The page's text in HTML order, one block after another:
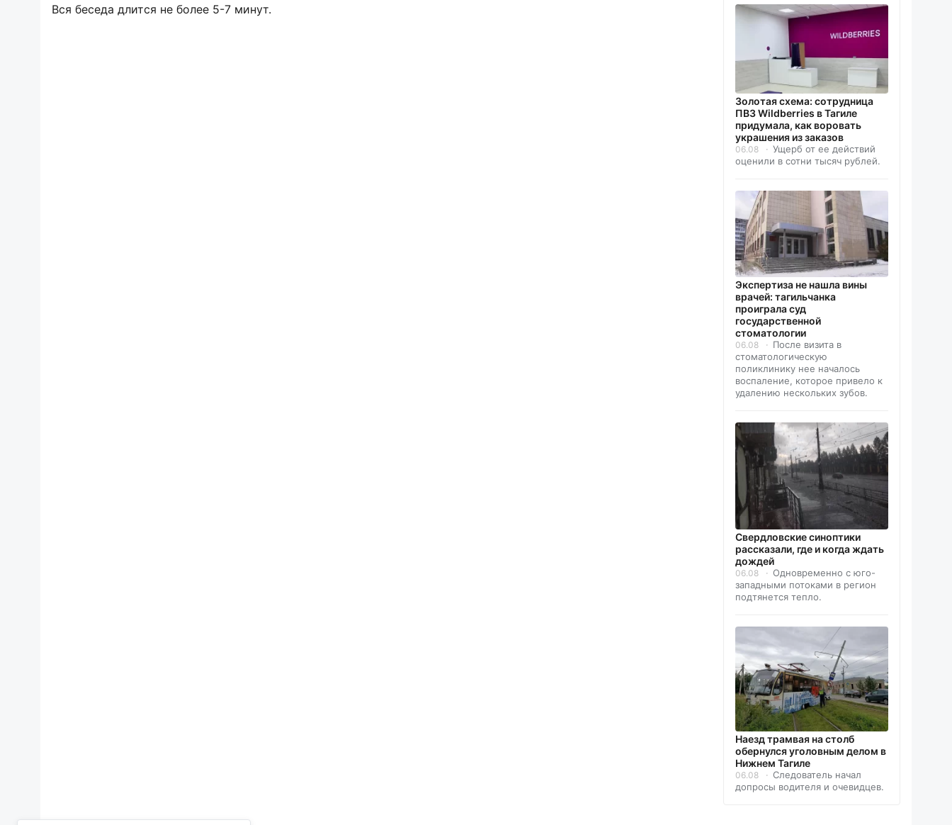
Вся беседа длится не более 5-7 минут.
Золотая схема: сотрудница
ПВЗ Wildberries в Тагиле
придумала, как воровать
украшения из заказов
06.08
Ущерб от ее действий
оценили в сотни тысяч рублей.
Экспертиза не нашла вины
врачей: тагильчанка
проиграла суд
государственной
стоматологии
06.08
После визита в
стоматологическую
поликлинику нее началось
воспаление, которое привело к
удалению нескольких зубов.
Свердловские синоптики
рассказали, где и когда ждать
дождей
06.08
Одновременно с юго-
западными потоками в регион
подтянется тепло.
Наезд трамвая на столб
обернулся уголовным делом в
Нижнем Тагиле
06.08
Следователь начал
допросы водителя и очевидцев.